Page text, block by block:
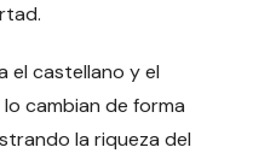
el castellano y el
cambian de forma
la riqueza del